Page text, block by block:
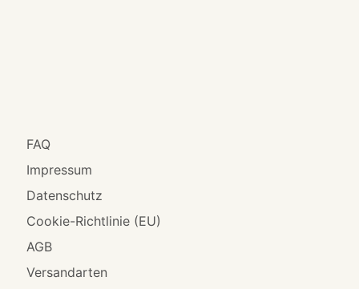
FAQ
Impressum
Datenschutz
Cookie-Richtlinie (EU)
AGB
Versandarten